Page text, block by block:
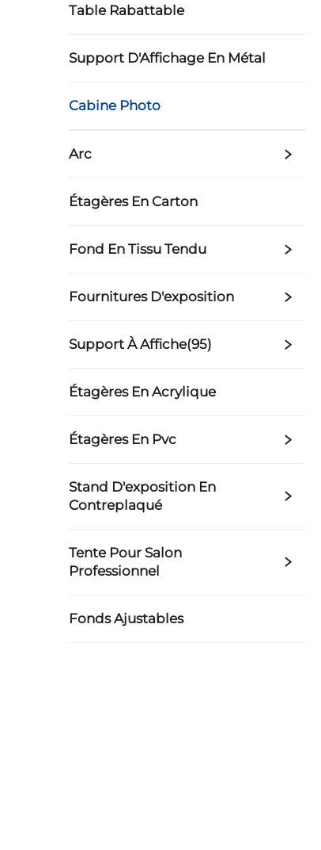
Table Rabattable
Support D'Affichage En Métal
Cabine Photo
Arc
Étagères En Carton
Fond En Tissu Tendu
Fournitures D'exposition
Support À Affiche(95)
Étagères En Acrylique
Étagères En Pvc
Stand D'exposition En
Contreplaqué
Tente Pour Salon
Professionnel
Fonds Ajustables